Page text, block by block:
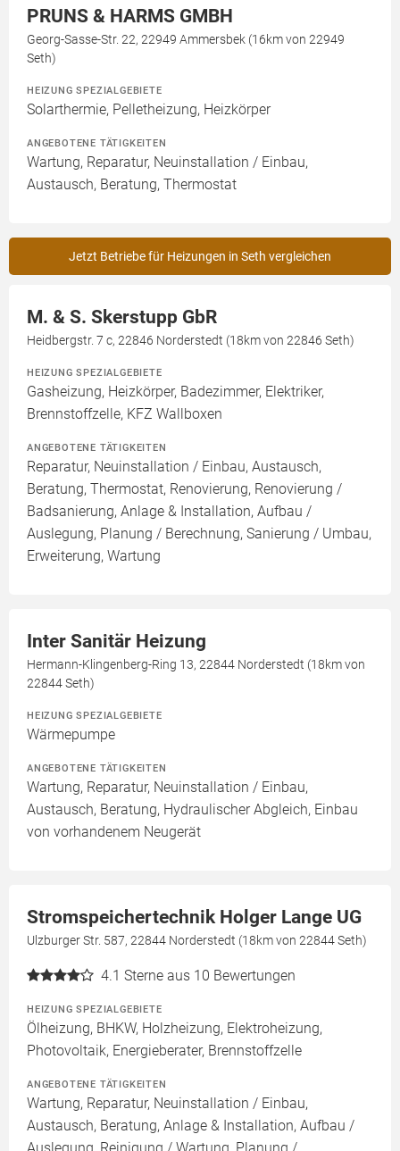
PRUNS & HARMS GMBH
Georg-Sasse-Str. 22, 22949 Ammersbek (16km von 22949
Seth)
HEIZUNG SPEZIALGEBIETE
Solarthermie, Pelletheizung, Heizkörper
ANGEBOTENE TÄTIGKEITEN
Wartung, Reparatur, Neuinstallation / Einbau,
Austausch, Beratung, Thermostat
Jetzt Betriebe für Heizungen in Seth vergleichen
M. & S. Skerstupp GbR
Heidbergstr. 7 c, 22846 Norderstedt (18km von 22846 Seth)
HEIZUNG SPEZIALGEBIETE
Gasheizung, Heizkörper, Badezimmer, Elektriker,
Brennstoffzelle, KFZ Wallboxen
ANGEBOTENE TÄTIGKEITEN
Reparatur, Neuinstallation / Einbau, Austausch,
Beratung, Thermostat, Renovierung, Renovierung /
Badsanierung, Anlage & Installation, Aufbau /
Auslegung, Planung / Berechnung, Sanierung / Umbau,
Erweiterung, Wartung
Inter Sanitär Heizung
Hermann-Klingenberg-Ring 13, 22844 Norderstedt (18km von
22844 Seth)
HEIZUNG SPEZIALGEBIETE
Wärmepumpe
ANGEBOTENE TÄTIGKEITEN
Wartung, Reparatur, Neuinstallation / Einbau,
Austausch, Beratung, Hydraulischer Abgleich, Einbau
von vorhandenem Neugerät
Stromspeichertechnik Holger Lange UG
Ulzburger Str. 587, 22844 Norderstedt (18km von 22844 Seth)
4.1 Sterne aus 10 Bewertungen
HEIZUNG SPEZIALGEBIETE
Ölheizung, BHKW, Holzheizung, Elektroheizung,
Photovoltaik, Energieberater, Brennstoffzelle
ANGEBOTENE TÄTIGKEITEN
Wartung, Reparatur, Neuinstallation / Einbau,
Austausch, Beratung, Anlage & Installation, Aufbau /